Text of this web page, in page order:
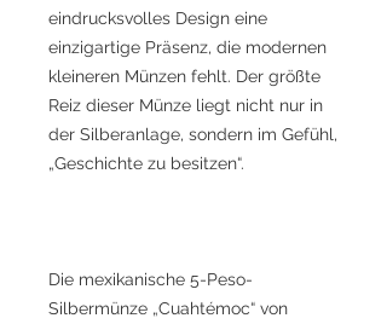
eindrucksvolles Design eine
einzigartige Präsenz, die modernen
kleineren Münzen fehlt. Der größte
Reiz dieser Münze liegt nicht nur in
der Silberanlage, sondern im Gefühl,
„Geschichte zu besitzen“.
Die mexikanische 5-Peso-
Silbermünze „Cuahtémoc“ von